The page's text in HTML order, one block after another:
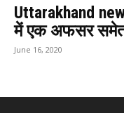
Uttarakhand
में एक अफसर समेत
June 16, 2020